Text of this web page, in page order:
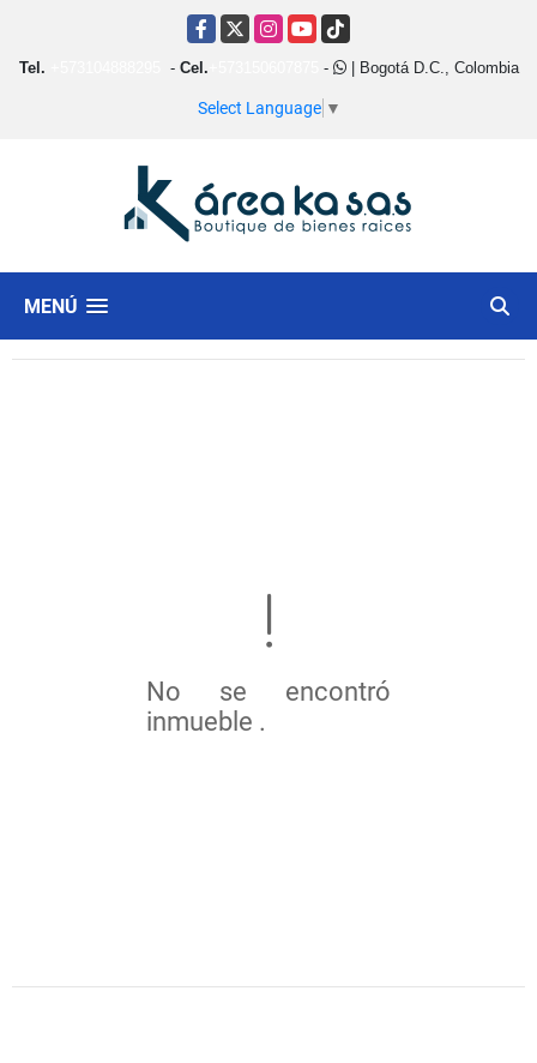
Facebook
X Instagram
YouTubeTikTok
Tel. - Cel. - | Bogotá D.C., Colombia
Select Language ▼
MENÚ
No se encontró
inmueble .